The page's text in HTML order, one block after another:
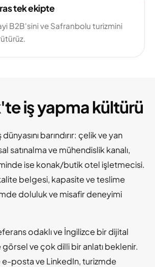
tek ekipte
B2B'sini ve Safranbolu turizmini
iş yapma kültürü
barındırır: çelik ve yan
satınalma ve mühendislik kanalı,
ise konak/butik otel işletmecisi.
belgesi, kapasite ve teslime
doluluk ve misafir deneyimi
odaklı ve İngilizce bir dijital
ve çok dilli bir anlatı beklenir.
e-posta ve LinkedIn, turizmde